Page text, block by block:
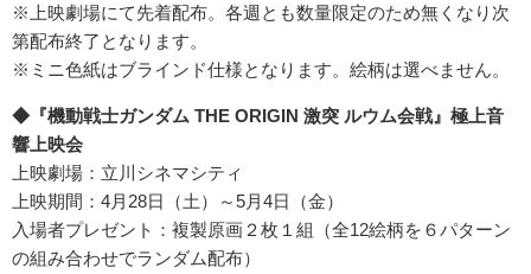
※上映劇場にて先着配布。各週とも数量限定のため無くなり次
第配布終了となります。
※ミニ色紙はブラインド仕様となります。絵柄は選べません。
◆『機動戦士ガンダム THE ORIGIN 激突 ルウム会戦』極上音
響上映会
上映劇場：立川シネマシティ
上映期間：4月28日（土）～5月4日（金）
入場者プレゼント：複製原画２枚１組（全12絵柄を６パターン
の組み合わせでランダム配布）